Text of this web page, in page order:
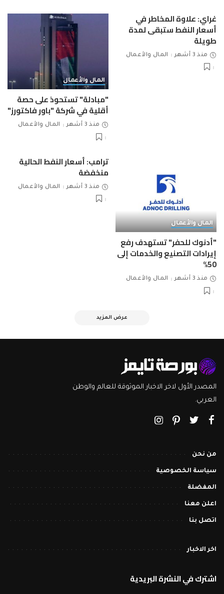
غراي: علاوة المخاطر في
أسعار النفط ستبقى لمدة
طويلة
منذ 3 أشهر المال والأعمال
المال والأعمال
"مبادلة" تستحوذ على حصة
أقلية في شركة "باور فاكتورز"
منذ 3 أشهر المال والأعمال
المال والأعمال
"أدنوك للحفر" تستهدف رفع
إيرادات التصنيع والخدمات إلى
50%
منذ 3 أشهر المال والأعمال
ترامب: أسعار النفط الحالية
منخفضة
منذ 3 أشهر المال والأعمال
عرض المزيد
المصدر الأول لاخر الاخبار الموثوقة للعالم والوطن
العربي.
من نحن
سياسة الخصوصية
المفضلة
اعلن معنا
اتصل بنا
اخر الاخبار
اشترك في النشرة البريدية